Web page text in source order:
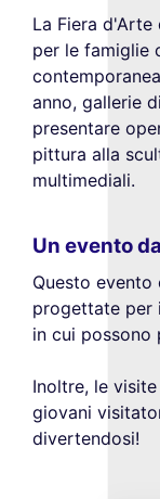
Questo sito
cookie
La Fiera
per le famiglie
anno, gallerie
presentare
pittura alla
multimediali.
Un evento
Questo
progettate per
in cui possono
Inoltre, le
giovani
divertendosi!